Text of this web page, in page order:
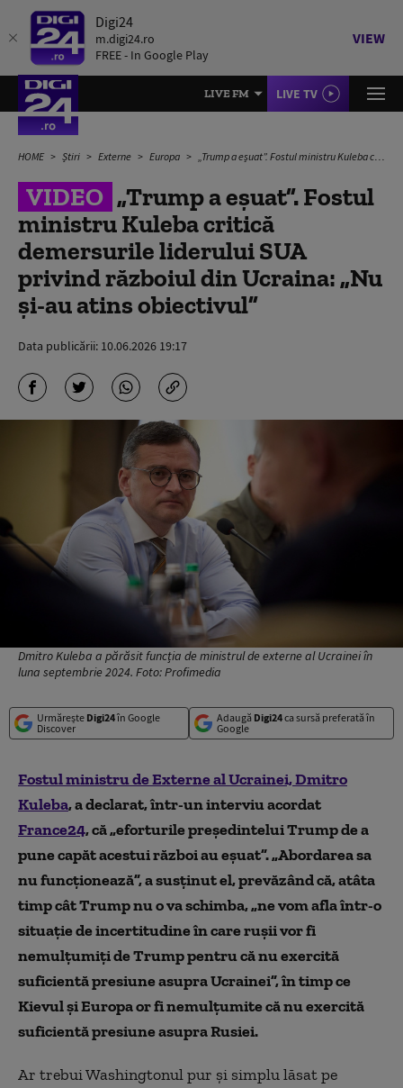
Digi24
m.digi24.ro
FREE - In Google Play
VIEW
LIVE FM LIVE TV
HOME Știri Externe Europa „Trump a eșuat”. Fostul ministru Kuleba critică demersurile liderului SUA privind războiul din Ucraina: „Nu și-au atins obiectivul”
VIDEO „Trump a eșuat”. Fostul
ministru Kuleba critică
demersurile liderului SUA
privind războiul din Ucraina: „Nu
și-au atins obiectivul”
Data publicării: 10.06.2026 19:17
Dmitro Kuleba a părăsit funcția de ministrul de externe al Ucrainei în
luna septembrie 2024. Foto: Profimedia
Urmărește Digi24în Google
Discover
Adaugă Digi24ca sursă preferată în
Google
Fostul ministru de Externe al Ucrainei, Dmitro
Kuleba, a declarat, într-un interviu acordat
France24, că „eforturile președintelui Trump de a
pune capăt acestui război au eșuat”. „Abordarea sa
nu funcționează”, a susținut el, prevăzând că, atâta
timp cât Trump nu o va schimba, „ne vom afla într-o
situație de incertitudine în care rușii vor fi
nemulțumiți de Trump pentru că nu exercită
suficientă presiune asupra Ucrainei”, în timp ce
Kievul și Europa or fi nemulțumite că nu exercită
suficientă presiune asupra Rusiei.
Ar trebui Washingtonul pur și simplu lăsat pe